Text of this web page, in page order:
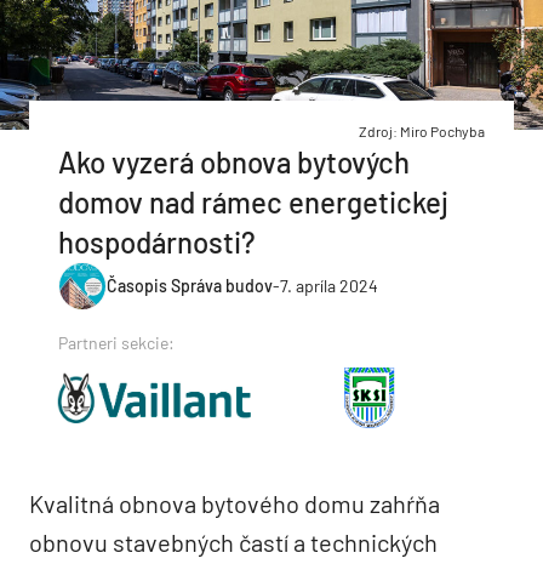
Zdroj: Miro Pochyba
Ako vyzerá obnova bytových
domov nad rámec energetickej
hospodárnosti?
Časopis Správa budov-7. apríla 2024
Partneri sekcie:
Kvalitná obnova bytového domu zahŕňa
obnovu stavebných častí a technických